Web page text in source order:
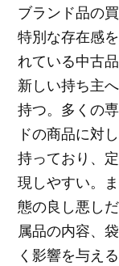
ブランド品の
特別な存在感
れている中古
新しい持ち主
持つ。多くの
ドの商品に対
持っており、
現しやすい。
態の良し悪し
属品の内容、
く影響を与え